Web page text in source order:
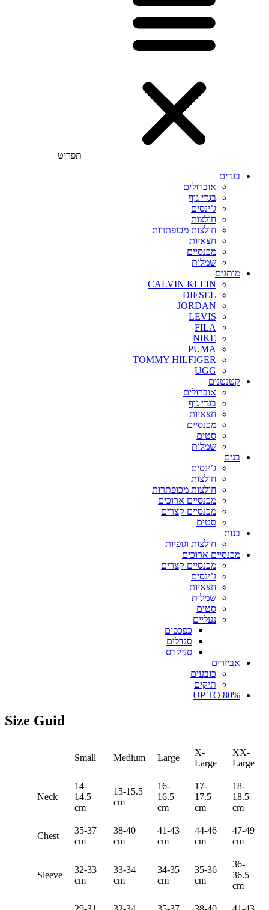
תפריט
בגדים
אוברולים
בגדי גוף
ג’ינסים
חולצות
חולצות מכופתרות
חצאיות
מכנסיים
שמלות
מותגים
CALVIN KLEIN
DIESEL
JORDAN
LEVIS
FILA
NIKE
PUMA
TOMMY HILFIGER
UGG
קטנטנים
אוברולים
בגדי גוף
חצאיות
מכנסיים
סטים
שמלות
בנים
ג’ינסים
חולצות
חולצות מכופתרות
מכנסיים ארוכים
מכנסיים קצרים
סטים
בנות
חולצות וגופיות
מכנסיים ארוכים
מכנסיים קצרים
ג’ינסים
חצאיות
שמלות
סטים
נעליים
כפכפים
סנדלים
סניקרס
אביזרים
כובעים
תיקים
UP TO 80%
Size Guid
Small Medium Large
X-
Large
XX-
Large
Neck
14-
14.5
cm
15-15.5
cm
16-
16.5
cm
17-
17.5
cm
18-
18.5
cm
Chest
35-37
cm
38-40
cm
41-43
cm
44-46
cm
47-49
cm
Sleeve
32-33
cm
33-34
cm
34-35
cm
35-36
cm
36-
36.5
cm